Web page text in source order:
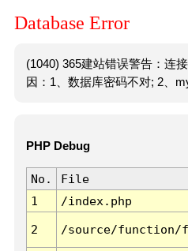
Database Error
(1040) 365建站错误警告：连
因：1、数据库密码不对; 2、
PHP Debug
No. File
1
/index.php
2 /source/function/